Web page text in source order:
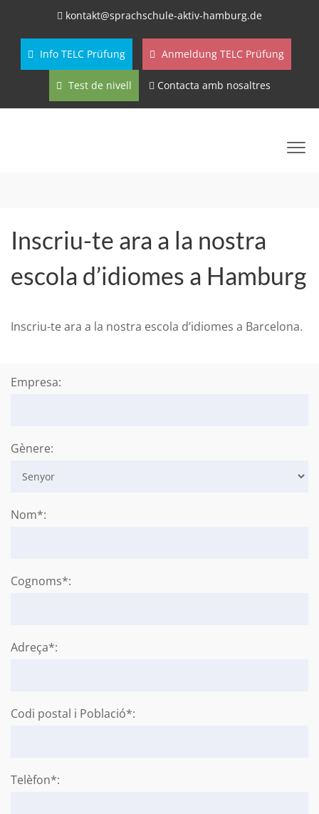
kontakt@sprachschule-aktiv-hamburg.de
Info TELC Prüfung Anmeldung TELC Prüfung
Test de nivell Contacta amb nosaltres
Inscriu-te ara a la nostra
escola d’idiomes a Hamburg
Inscriu-te ara a la nostra escola d’idiomes a Barcelona.
Empresa:
Gènere:
Nom*:
Cognoms*:
Adreça*:
Codi postal i Població*:
Telèfon*: